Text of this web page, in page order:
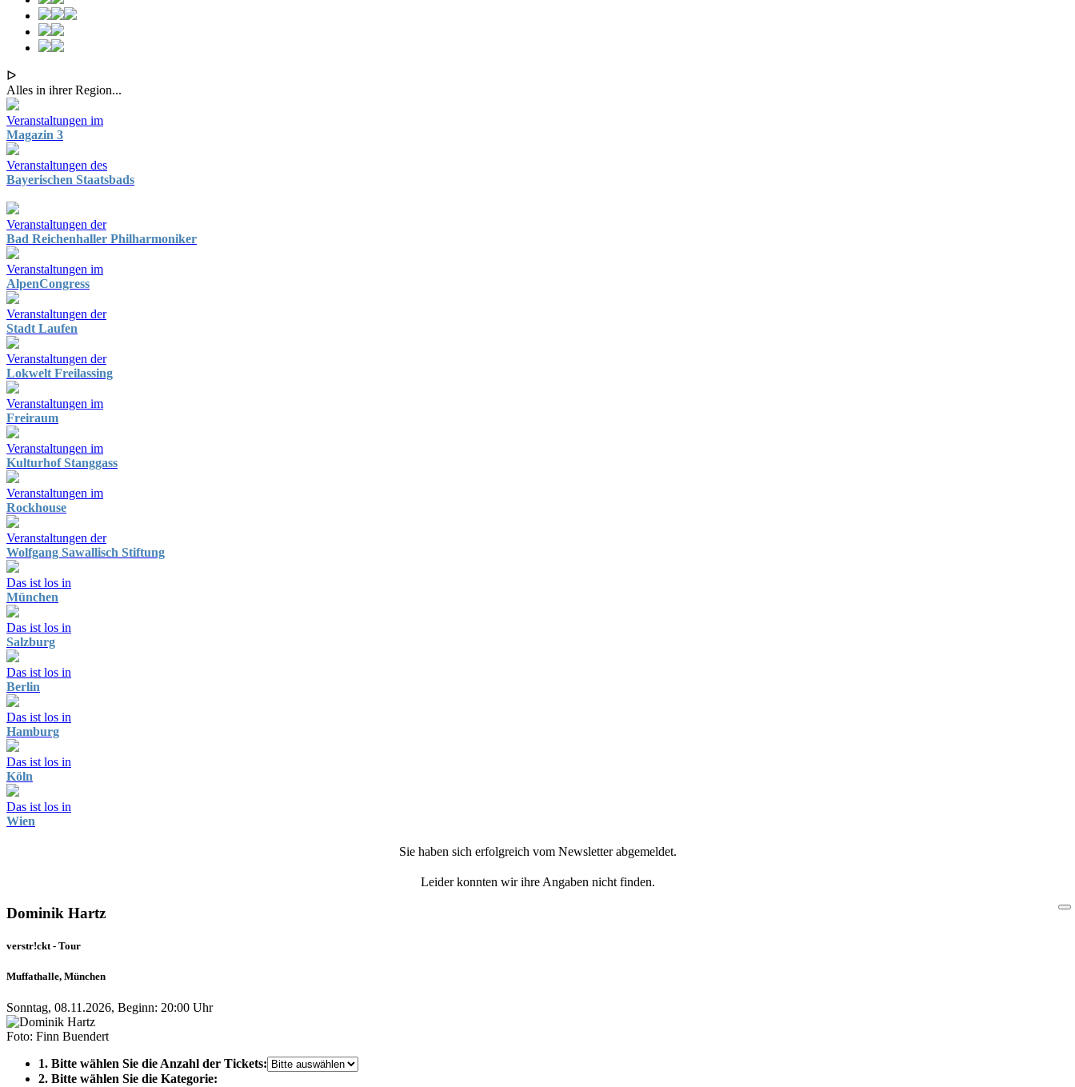
ᐅ
Alles in ihrer Region...
Veranstaltungen im
Magazin 3
Veranstaltungen des
Bayerischen Staatsbads
Veranstaltungen der
Bad Reichenhaller Philharmoniker
Veranstaltungen im
AlpenCongress
Veranstaltungen der
Stadt Laufen
Veranstaltungen der
Lokwelt Freilassing
Veranstaltungen im
Freiraum
Veranstaltungen im
Kulturhof Stanggass
Veranstaltungen im
Rockhouse
Veranstaltungen der
Wolfgang Sawallisch Stiftung
Das ist los in
München
Das ist los in
Salzburg
Das ist los in
Berlin
Das ist los in
Hamburg
Das ist los in
Köln
Das ist los in
Wien
Sie haben sich erfolgreich vom Newsletter abgemeldet.
Leider konnten wir ihre Angaben nicht finden.
Dominik Hartz
verstr!ckt - Tour
Muffathalle, München
Sonntag, 08.11.2026, Beginn: 20:00 Uhr
Foto: Finn Buendert
1. Bitte wählen Sie die Anzahl der Tickets:
2. Bitte wählen Sie die Kategorie: